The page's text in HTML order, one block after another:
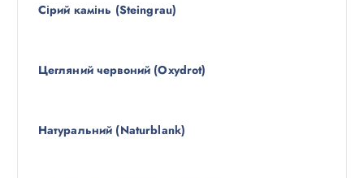
Сірий камінь (Steingrau)
Цегляний червоний (Oxydrot)
Натуральний (Naturblank)